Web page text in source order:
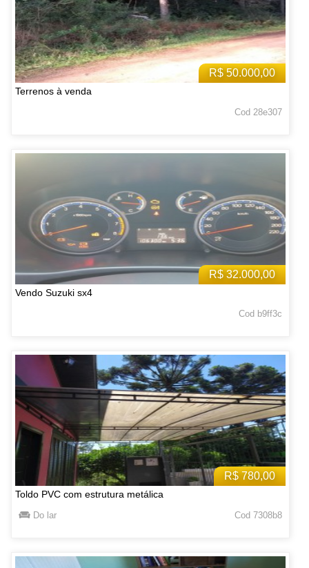
R$ 50.000,00
Terrenos à venda
Cod 28e307
R$ 32.000,00
Vendo Suzuki sx4
Cod b9ff3c
R$ 780,00
Toldo PVC com estrutura metálica
Do lar Cod 7308b8